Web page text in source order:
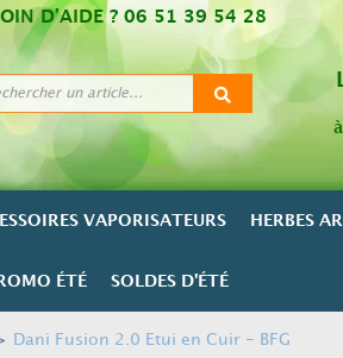
D’AIDE ?06 51 39 54 28
VAPORISATEURS HERBES
ÉTÉ SOLDES D'ÉTÉ
Dani Fusion 2.0 Etui en Cuir - BFG